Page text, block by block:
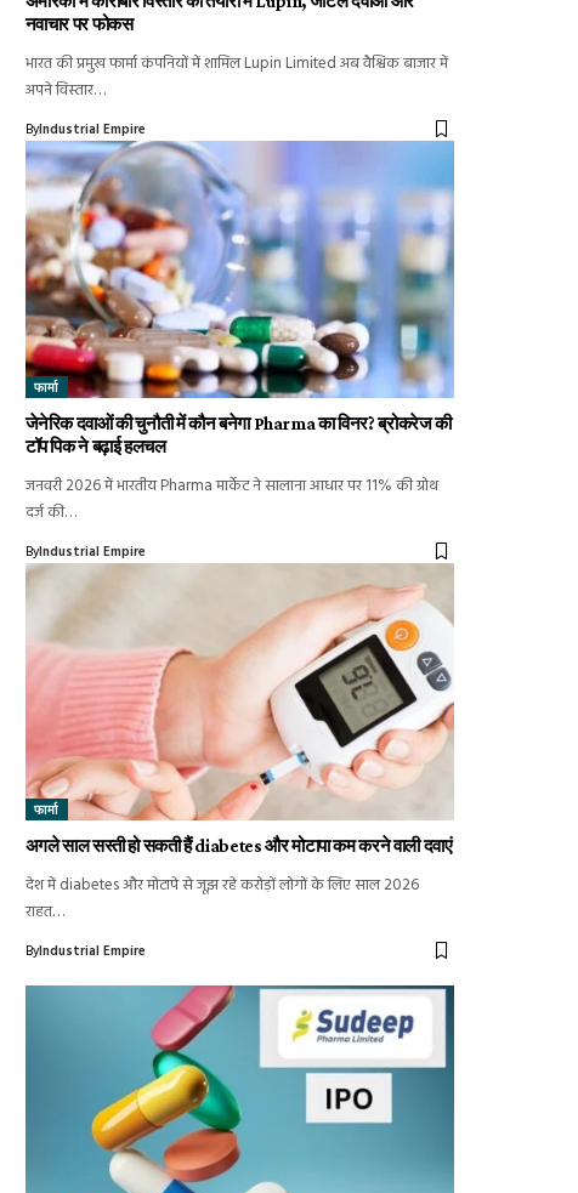
नवाचार पर फोकस
भारत की प्रमुख फार्मा कंपनियों में शामिल Lupin Limited अब वैश्विक बाजार में
अपने विस्तार…
ByIndustrial Empire
फार्मा
जेनेरिक दवाओं की चुनौती में कौन बनेगा Pharma का विनर? ब्रोकरेज की
टॉप पिक ने बढ़ाई हलचल
जनवरी 2026 में भारतीय Pharma मार्केट ने सालाना आधार पर 11% की ग्रोथ
दर्ज की…
ByIndustrial Empire
फार्मा
अगले साल सस्ती हो सकती हैं diabetes और मोटापा कम करने वाली दवाएं
देश में diabetes और मोटापे से जूझ रहे करोड़ों लोगों के लिए साल 2026
राहत…
ByIndustrial Empire